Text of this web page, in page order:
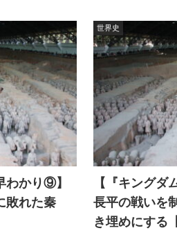
わかり⑨】
敗れた秦
世界史
【『キングダ
長平の戦いを
き埋めにする